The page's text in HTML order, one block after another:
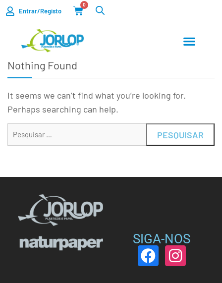
Entrar/Registo
0
Nothing Found
It seems we can’t find what you’re looking for.
Perhaps searching can help.
SIGA-NOS